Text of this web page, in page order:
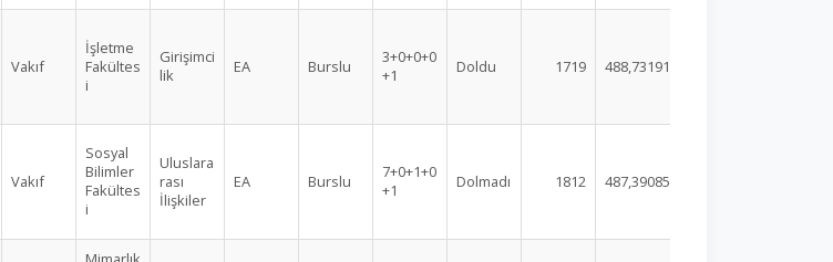
Vakıf
İşletme
Fakültes
i
Girişimci
lik
EA Burslu
3+0+0+0
+1
Doldu 1719 488,73191
Vakıf
Sosyal
Bilimler
Fakültes
i
Uluslara
rası
İlişkiler
EA Burslu
7+0+1+0
+1
Dolmadı 1812 487,39085